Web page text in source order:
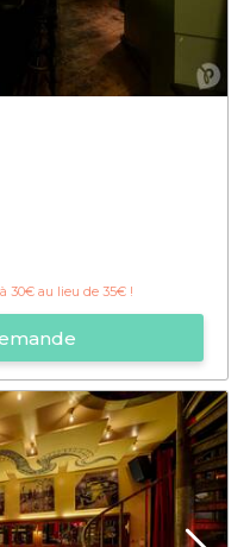
30€ au lieu de 35€ !